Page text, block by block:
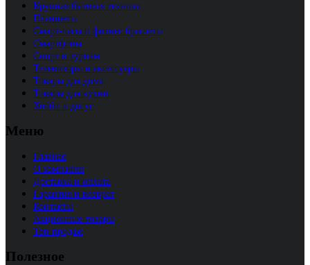
Крупная бытовая техника
Планшеты
Смарт-часы и фитнес браслеты
Смартфоны
Спорт и туризм
Телевизоры и аксессуары
Товары для дома
Товары для кухни
Хобби и досуг
Меню
Главная
О компании
Доставка и оплата
Гарантия и возврат
Контакты
Акционные товары
Топ продаж
Полезное